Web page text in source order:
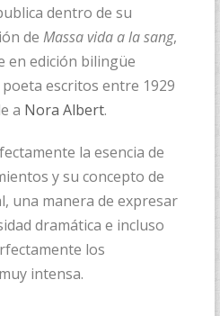
dentro de su
de Massa vida a la sang,
en edición bilingüe
escritos entre 1929
a Nora Albert.
la esencia de
y su concepto de
una manera de expresar
dramática e incluso
los
intensa.